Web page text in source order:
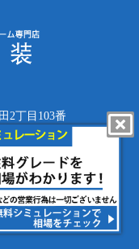
2丁目103番
桑町270-36
海町根古屋1-16
田野1丁目1709番地
reserved.